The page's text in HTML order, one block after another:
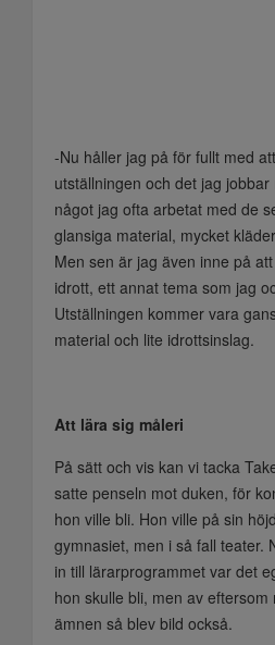
-Nu håller jag på för fullt med
utställningen och det jag
något jag ofta arbetat med de
glansiga material, mycket
Men sen är jag även inne på
idrott, ett annat tema som jag
Utställningen kommer vara
material och lite idrottsinslag.
Att lära sig måleri
På sätt och vis kan vi tacka
satte penseln mot duken, för
hon ville bli. Hon ville på sin
gymnasiet, men i så fall teater.
in till lärarprogrammet var det
hon skulle bli, men av
ämnen så blev bild också.